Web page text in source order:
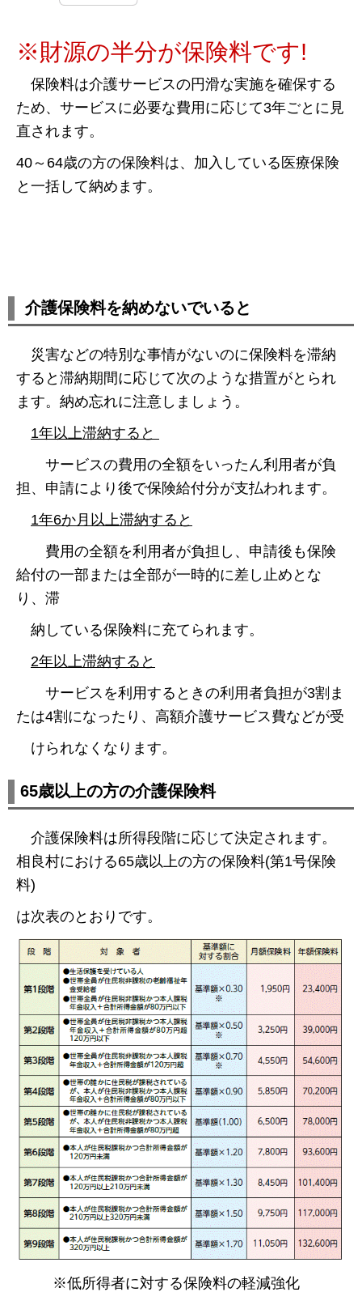
※財源の半分が保険料です!
保険料は介護サービスの円滑な実施を確保する
ため、サービスに必要な費用に応じて3年ごとに見
直されます。
40～64歳の方の保険料は、加入している医療保険
と一括して納めます。
介護保険料を納めないでいると
災害などの特別な事情がないのに保険料を滞納
すると滞納期間に応じて次のような措置がとられ
ます。納め忘れに注意しましょう。
1年以上滞納すると
サービスの費用の全額をいったん利用者が負
担、申請により後で保険給付分が支払われます。
1年6か月以上滞納すると
費用の全額を利用者が負担し、申請後も保険
給付の一部または全部が一時的に差し止めとな
り、滞
納している保険料に充てられます。
2年以上滞納すると
サービスを利用するときの利用者負担が3割ま
たは4割になったり、高額介護サービス費などが受
けられなくなります。
65歳以上の方の介護保険料
介護保険料は所得段階に応じて決定されます。
相良村における65歳以上の方の保険料(第1号保険
料)
は次表のとおりです。
※低所得者に対する保険料の軽減強化